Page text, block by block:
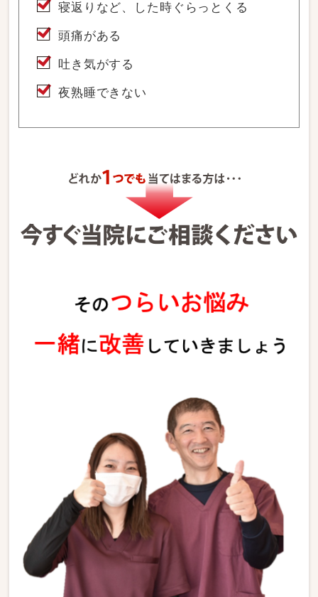
寝返りなど、した時ぐらっとくる
頭痛がある
吐き気がする
夜熟睡できない